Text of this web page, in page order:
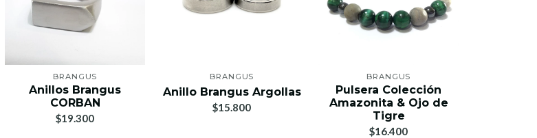
BRANGUS
Anillos Brangus
CORBAN
$19.300
BRANGUS
Anillo Brangus Argollas
$15.800
BRANGUS
Pulsera Colección
Amazonita & Ojo de
Tigre
$16.400